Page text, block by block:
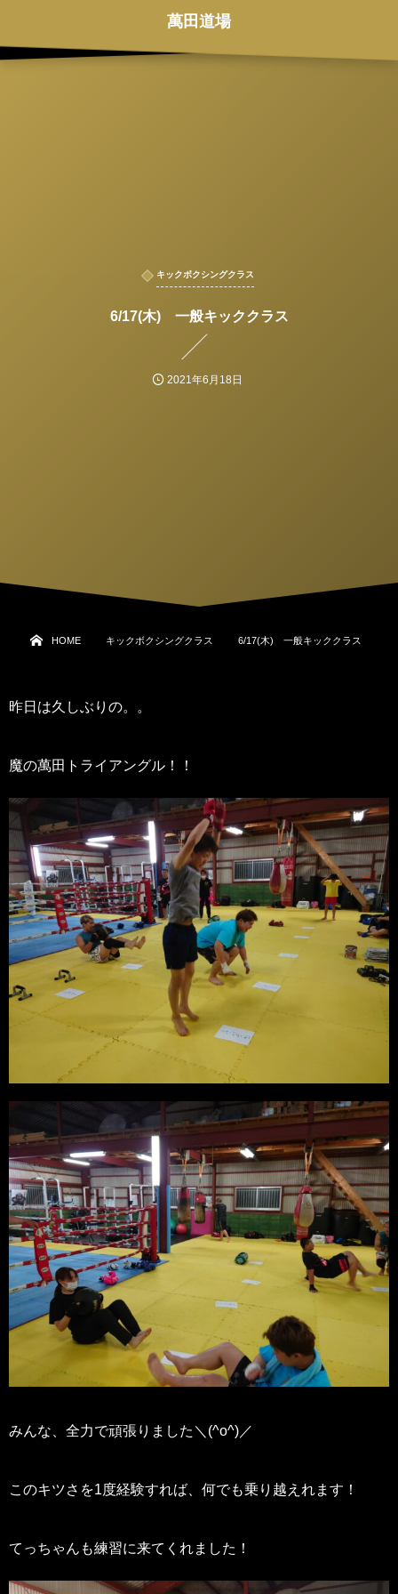
萬田道場
キックボクシングクラス
6/17(木) 一般キッククラス
2021年6月18日
HOME キックボクシングクラス 6/17(木) 一般キッククラス
昨日は久しぶりの。。
魔の萬田トライアングル！！
みんな、全力で頑張りました＼(^o^)／
このキツさを1度経験すれば、何でも乗り越えれます！
てっちゃんも練習に来てくれました！